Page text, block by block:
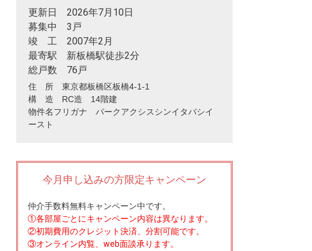
更新日 2026年7月10日
募集中 3戸
竣 工 2007年2月
最寄駅 新板橋駅徒歩2分
総戸数 76戸
住 所 東京都板橋区板橋4-1-1
構 造 RC造 14階建
物件名フリガナ パークアクシスシンイタバシイ
ースト
今月申し込みの方限定キャンペーン
仲介手数料無料キャンペーン中です。
①各部屋ごとにキャンペーン内容は異なります。
②初期費用のクレジット決済、分割可能です。
③オンライン内覧、web面談承ります。